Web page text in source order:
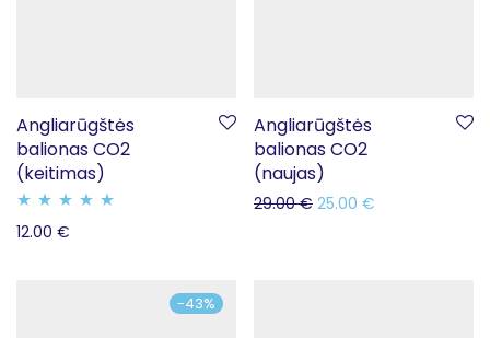
Angliarūgštės
balionas CO2
(keitimas)
Įvertinimas:
12.00 €
Angliarūgštės
balionas CO2
(naujas)
29.00€ 25.00 €
-43%